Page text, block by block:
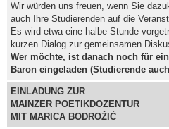
Wir würden uns freuen, wenn Sie
auch Ihre Studierenden auf die
Es wird etwa eine halbe Stunde
kurzen Dialog zur gemeinsamen
Wer möchte, ist danach noch für
Baron eingeladen (Studierende
EINLADUNG ZUR
MAINZER POETIKDOZENTUR
MIT MARICA BODROŽIĆ